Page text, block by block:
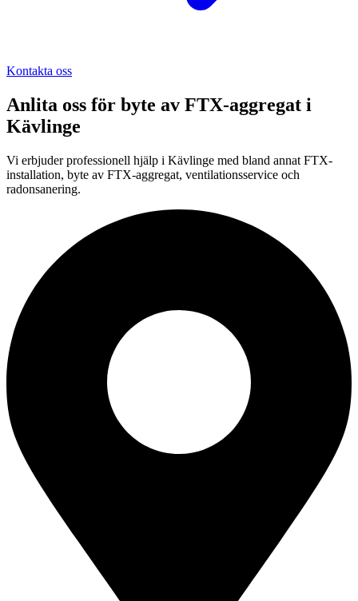
Kontakta oss
Anlita oss för byte av FTX-aggregat i
Kävlinge
Vi erbjuder professionell hjälp i Kävlinge med bland annat FTX-
installation, byte av FTX-aggregat, ventilationsservice och
radonsanering.